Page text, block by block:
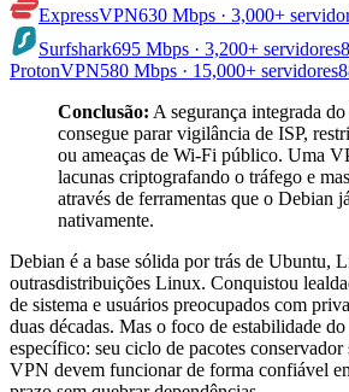
ExpressVPN630 Mbps · 3,000+
Surfshark695 Mbps · 3,200+ servidores
ProtonVPN580 Mbps · 15,000+ servidores
Conclusão: A segurança integrada
consegue parar vigilância de ISP,
ou ameaças de Wi-Fi público. Uma
lacunas criptografando o tráfego e
através de ferramentas que o Debian
nativamente.
Debian é a base sólida por trás de Ubuntu,
outrasdistribuições Linux. Conquistou
de sistema e usuários preocupados com
duas décadas. Mas o foco de estabilidade
específico: seu ciclo de pacotes
VPN devem funcionar de forma confiável